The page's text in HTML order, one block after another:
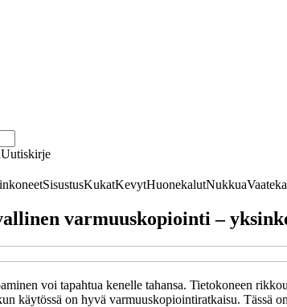
Uutiskirje
SisustusKukatKevytHuonekalutNukkua
varmuuskopiointi –
voi tapahtua kenelle tahansa. Tietokoneen
käytössä on hyvä varmuuskopiointiratkaisu. Tässä